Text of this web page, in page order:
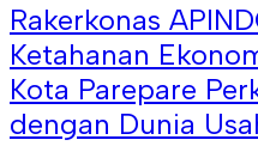
Rakerkonas
Ketahanan
Kota Parepare
dengan Dunia